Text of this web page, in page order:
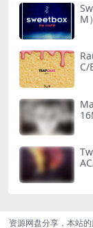
M）
C/
资源网盘分享，本站